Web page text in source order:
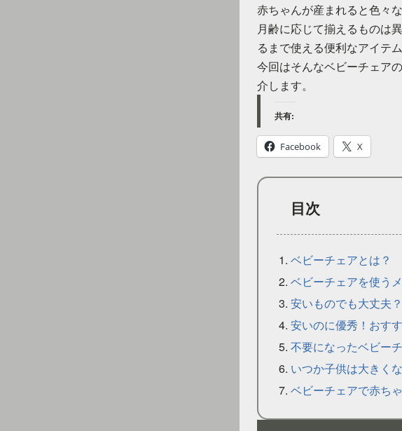
赤ちゃんが産まれると色々
月齢に応じて揃えるものは
るまで使える便利なアイテム
今回はそんなベビーチェア
介します。
共有:
Facebook X
目次
ベビーチェアとは？
ベビーチェアを使う
安いものでも大丈夫？
安いのに優秀！おす
不要になったベビー
いつか子供は大きく
ベビーチェアで赤ち